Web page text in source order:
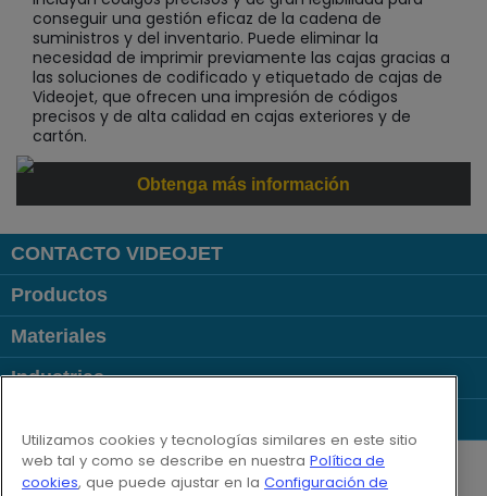
conseguir una gestión eficaz de la cadena de
suministros y del inventario. Puede eliminar la
necesidad de imprimir previamente las cajas gracias a
las soluciones de codificado y etiquetado de cajas de
Videojet, que ofrecen una impresión de códigos
precisos y de alta calidad en cajas exteriores y de
cartón.
Obtenga más información
CONTACTO VIDEOJET
Productos
Materiales
Industrias
Follow us on:
Utilizamos cookies y tecnologías similares en este sitio
web tal y como se describe en nuestra Política de
cookies, que puede ajustar en la Configuración de